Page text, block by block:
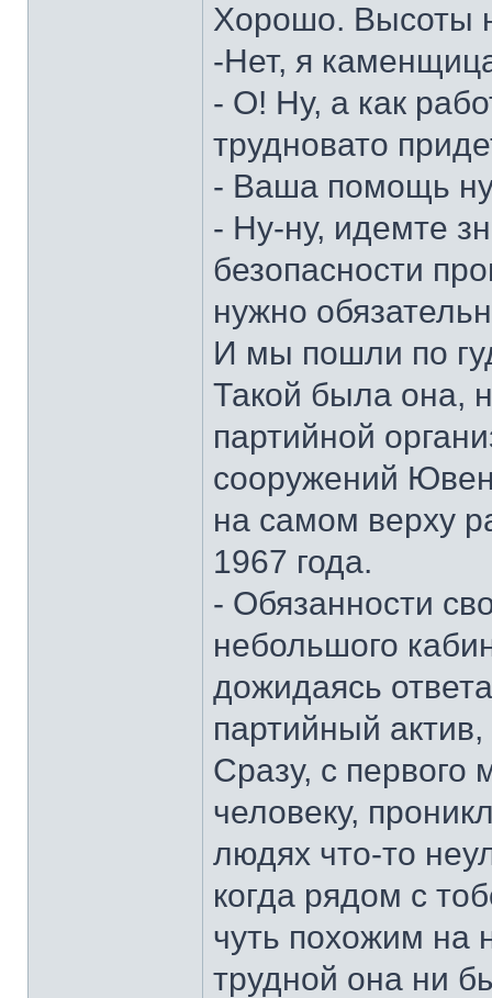
Хорошо. Высоты
-Нет, я
- О! Ну, а как
трудновато
- Ваша помощь
- Ну-ну, идемте
безопасности
нужно
И мы пошли по
Такой была она,
партийной
сооружений
на самом верху
1967 года.
- Обязанности
небольшого
дожидаясь
партийный
Сразу, с первого
человеку,
людях что-то
когда рядом с
чуть похожим на
трудной она ни